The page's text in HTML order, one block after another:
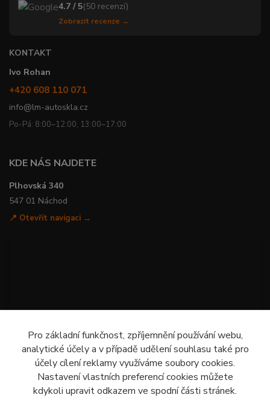
4.7 / 5(50 recenzí)
Zobrazit recenze →
KONTAKT
Ivo Rohan
+420 608 110 071
info@lm-autoskla.cz
Po-Pá: 8:00–12:00, 13:00–17:00
KDE NÁS NAJDETE
Plhovská 340
547 01 Náchod
📍 Otevřít navigaci →
Pro základní funkčnost, zpříjemnění používání webu,
analytické účely a v případě udělení souhlasu také pro
účely cílení reklamy využíváme soubory cookies.
Nastavení vlastních preferencí cookies můžete
kdykoli upravit odkazem ve spodní části stránek.